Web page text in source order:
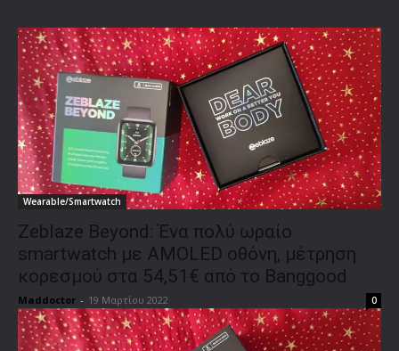
Wearable/Smartwatch
Zeblaze Beyond: Ένα πολύ ωραίο
smartwatch με AMOLED οθόνη, μέτρηση
κορεσμού στα 54,51€ από το Banggood
Maddoctor - 19 Μαρτίου 2022 0